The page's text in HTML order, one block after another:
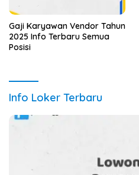
Gaji Karyawan Vendor Tahun
2025 Info Terbaru Semua
Posisi
Info Loker Terbaru